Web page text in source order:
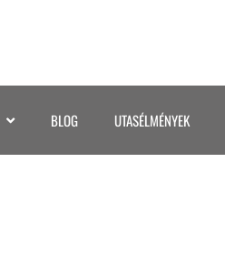
BLOG UTASÉLMÉNYEK